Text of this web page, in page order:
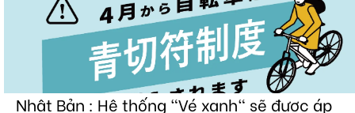
Nhật Bản : Hệ thống "Vé xanh" sẽ được áp